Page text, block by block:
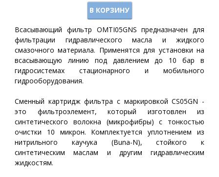
В КОРЗИНУ
Всасывающий фильтр OMTI05GNS предназначен для
фильтрации гидравлического масла и жидкого
смазочного материала. Применятся для установки на
всасывающую линию под давлением до 10 бар в
гидросистемах стационарного и мобильного
гидрооборудования.
Сменный картридж фильтра с маркировкой CS05GN -
это фильтроэлемент, который изготовлен из
синтетического волокна (микрофибры) с тонкостью
очистки 10 микрон. Комплектуется уплотнением из
нитрильного каучука (Buna-N), стойкого к
синтетическим маслам и другим гидравлическим
жидкостям.